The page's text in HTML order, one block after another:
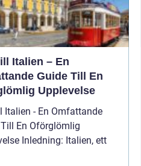
Italien – En
Guide Till En
Upplevelse
Italien - En Omfattande
En Oförglömlig
Italien, ett